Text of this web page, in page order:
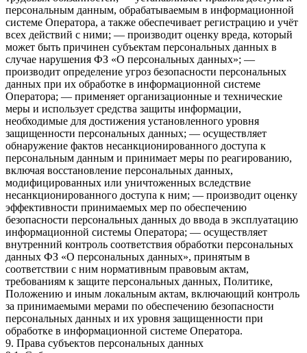
персональным данным, обрабатываемым в информационной
системе Оператора, а также обеспечивает регистрацию и учёт
всех действий с ними; — производит оценку вреда, который
может быть причинен субъектам персональных данных в
случае нарушения ФЗ «О персональных данных»; —
производит определение угроз безопасности персональных
данных при их обработке в информационной системе
Оператора; — применяет организационные и технические
меры и использует средства защиты информации,
необходимые для достижения установленного уровня
защищенности персональных данных; — осуществляет
обнаружение фактов несанкционированного доступа к
персональным данным и принимает меры по реагированию,
включая восстановление персональных данных,
модифицированных или уничтоженных вследствие
несанкционированного доступа к ним; — производит оценку
эффективности принимаемых мер по обеспечению
безопасности персональных данных до ввода в эксплуатацию
информационной системы Оператора; — осуществляет
внутренний контроль соответствия обработки персональных
данных ФЗ «О персональных данных», принятым в
соответствии с ним нормативным правовым актам,
требованиям к защите персональных данных, Политике,
Положению и иным локальным актам, включающий контроль
за принимаемыми мерами по обеспечению безопасности
персональных данных и их уровня защищенности при
обработке в информационной системе Оператора.
9. Права субъектов персональных данных